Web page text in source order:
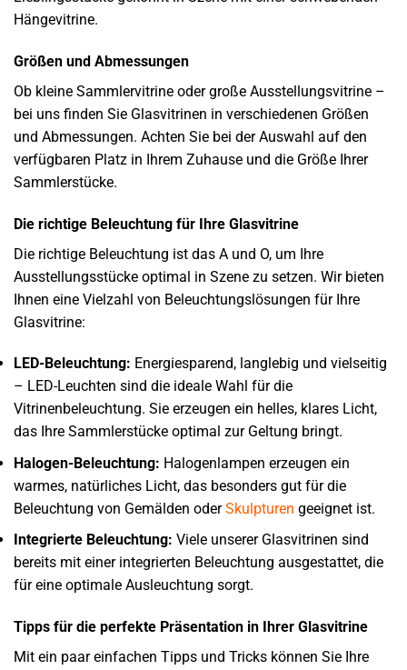
Hängevitrine.
Größen und Abmessungen
Ob kleine Sammlervitrine oder große Ausstellungsvitrine –
bei uns finden Sie Glasvitrinen in verschiedenen Größen
und Abmessungen. Achten Sie bei der Auswahl auf den
verfügbaren Platz in Ihrem Zuhause und die Größe Ihrer
Sammlerstücke.
Die richtige Beleuchtung für Ihre Glasvitrine
Die richtige Beleuchtung ist das A und O, um Ihre
Ausstellungsstücke optimal in Szene zu setzen. Wir bieten
Ihnen eine Vielzahl von Beleuchtungslösungen für Ihre
Glasvitrine:
LED-Beleuchtung: Energiesparend, langlebig und vielseitig
– LED-Leuchten sind die ideale Wahl für die
Vitrinenbeleuchtung. Sie erzeugen ein helles, klares Licht,
das Ihre Sammlerstücke optimal zur Geltung bringt.
Halogen-Beleuchtung: Halogenlampen erzeugen ein
warmes, natürliches Licht, das besonders gut für die
Beleuchtung von Gemälden oderSkulpturen geeignet ist.
Integrierte Beleuchtung: Viele unserer Glasvitrinen sind
bereits mit einer integrierten Beleuchtung ausgestattet, die
für eine optimale Ausleuchtung sorgt.
Tipps für die perfekte Präsentation in Ihrer Glasvitrine
Mit ein paar einfachen Tipps und Tricks können Sie Ihre